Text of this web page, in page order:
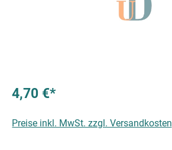
4,70 €*
Preise inkl. MwSt. zzgl. Versandkosten